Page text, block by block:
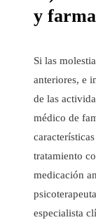
y
Si las
anteriores, e
de las
médico de
tratamiento
medicación
especialista